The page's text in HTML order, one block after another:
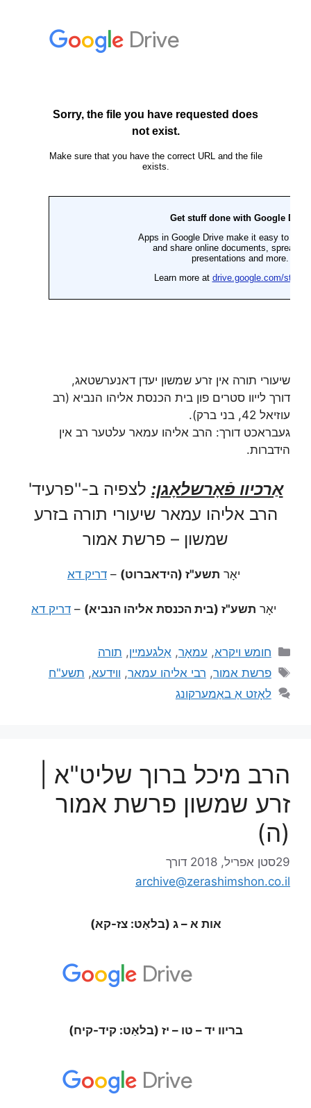
שיעורי תורה אין זרע שמשון יעדן דאנערשטאג,
דורך לייוו סטרים פון בית הכנסת אליהו הנביא (רב
עוזיאל 42, בני ברק).
געבראכט דורך: הרב אליהו עמאר עלטער רב אין
הידברות.
אַרכיוו פֿאָרשלאָגן: לצפיה ב-''פרעיד'
הרב אליהו עמאר שיעורי תורה בזרע
שמשון – פרשת אמור
יאָר תשע"ז (הידאברוט) – דריק דא
יאָר תשע"ז (בית הכנסת אליהו הנביא) – דריק דא
חומש ויקרא, עמאָר,אַלגעמיין, תורה
פרשת אמור, רבי אליהו עמאר, ווידעא, תשע"ח
לאָזט אַ באַמערקונג
הרב מיכל ברוך שליט"א |
זרע שמשון פרשת אמור
(ה)
29סטן אפריל, 2018
דורך
archive@zerashimshon.co.il
אות א – ג (בלאַט: צז-קא)
בריוו יד – טו – יז (בלאַט: קיד-קיח)